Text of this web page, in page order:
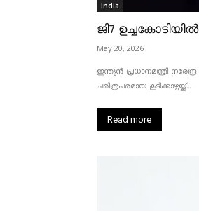
India
ജി7
May 20, 2026
ഇന്ത്യൻ പ്രധാനമന്ത്രി
ചരിത്രപരമായ കൂടിക്കാഴ്ചയ്ക്ക്...
Read more